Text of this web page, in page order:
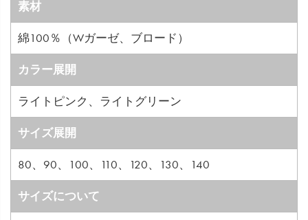
素材
綿100％（Wガーゼ、ブロード）
カラー展開
ライトピンク、ライトグリーン
サイズ展開
80、90、100、110、120、130、140
サイズについて